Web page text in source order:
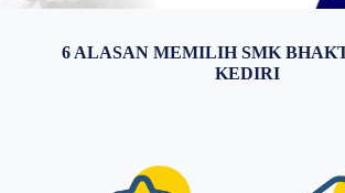
6 ALASAN MEMILIH SMK
KEDIRI